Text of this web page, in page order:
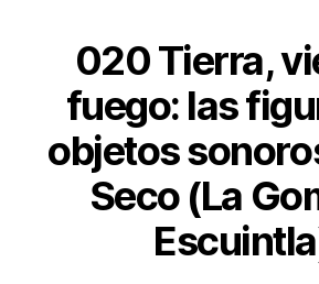
020 Tierra,
fuego: las
objetos
Seco (La